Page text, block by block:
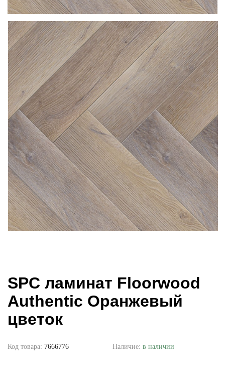
SPC ламинат Floorwood
Authentic Оранжевый
цветок
Код товара: 7666776 Наличие: в наличии